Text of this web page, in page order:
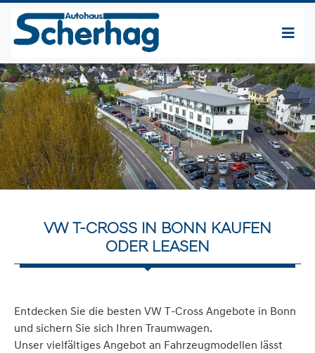
VW T-CROSS IN BONN KAUFEN
ODER LEASEN
Entdecken Sie die besten VW T-Cross Angebote in Bonn
und sichern Sie sich Ihren Traumwagen.
Unser vielfältiges Angebot an Fahrzeugmodellen lässt